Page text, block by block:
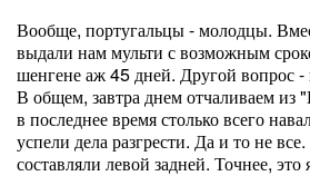
Вообще, португальцы - молодцы.
выдали нам мульти с возможным
шенгене аж 45 дней. Другой вопрос
В общем, завтра днем отчаливаем из
в последнее время столько всего
успели дела разгрести. Да и то не
составляли левой задней. Точнее,